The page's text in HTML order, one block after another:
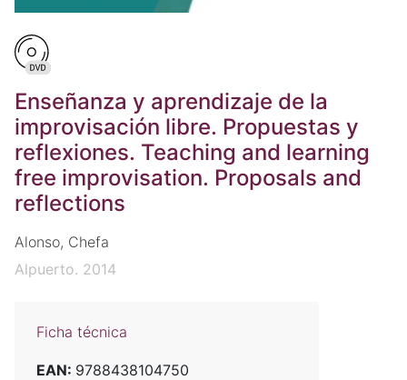
Enseñanza y aprendizaje de la
improvisación libre. Propuestas y
reflexiones. Teaching and learning
free improvisation. Proposals and
reflections
Alonso, Chefa
Alpuerto. 2014
Ficha técnica
EAN: 9788438104750